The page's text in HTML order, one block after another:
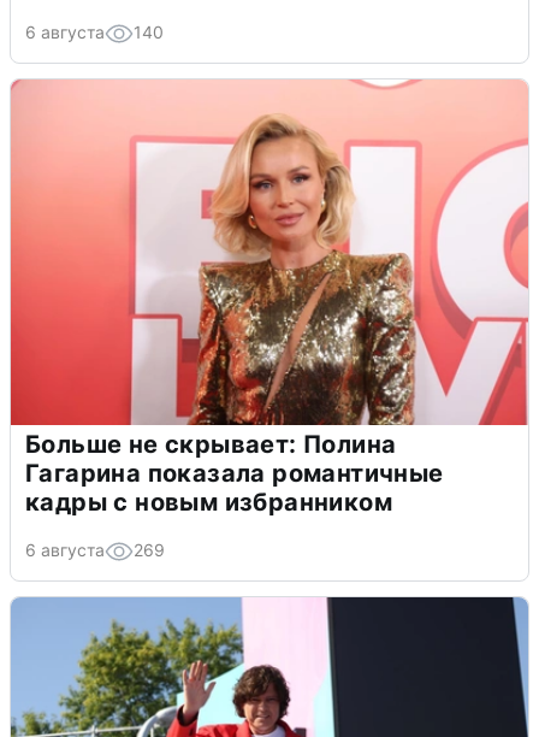
6 августа 140
Больше не скрывает: Полина
Гагарина показала романтичные
кадры с новым избранником
6 августа 269